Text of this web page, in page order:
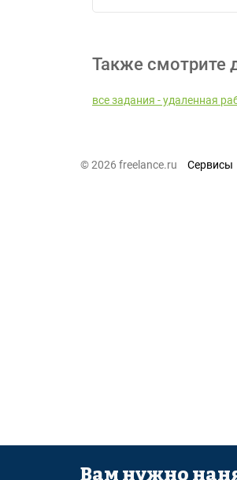
Также смотрите
все задания - удаленная
© 2026 freelance.ru Сервисы
Вам нужно